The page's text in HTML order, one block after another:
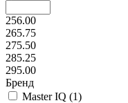
256.00
265.75
275.50
285.25
295.00
Бренд
Master IQ (1)